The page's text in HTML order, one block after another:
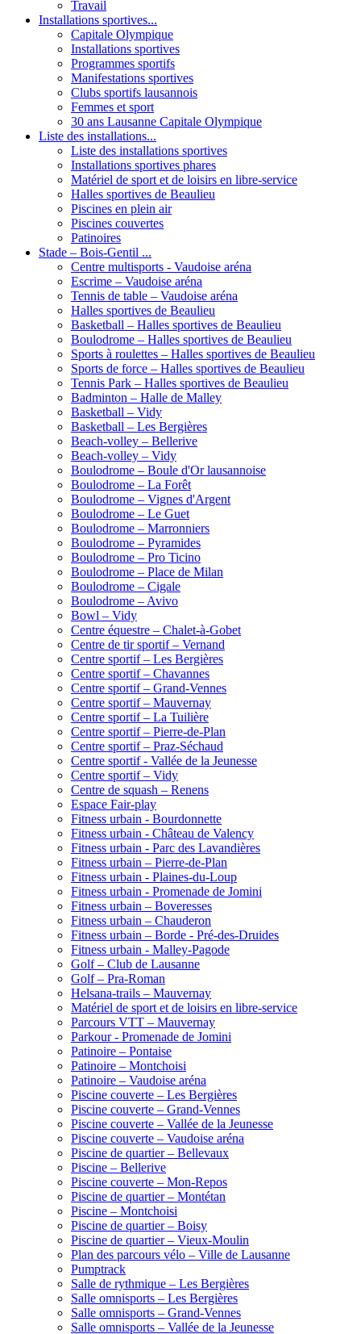
Travail
Installations sportives...
Capitale Olympique
Installations sportives
Programmes sportifs
Manifestations sportives
Clubs sportifs lausannois
Femmes et sport
30 ans Lausanne Capitale Olympique
Liste des installations...
Liste des installations sportives
Installations sportives phares
Matériel de sport et de loisirs en libre-service
Halles sportives de Beaulieu
Piscines en plein air
Piscines couvertes
Patinoires
Stade – Bois-Gentil ...
Centre multisports - Vaudoise aréna
Escrime – Vaudoise aréna
Tennis de table – Vaudoise aréna
Halles sportives de Beaulieu
Basketball – Halles sportives de Beaulieu
Boulodrome – Halles sportives de Beaulieu
Sports à roulettes – Halles sportives de Beaulieu
Sports de force – Halles sportives de Beaulieu
Tennis Park – Halles sportives de Beaulieu
Badminton – Halle de Malley
Basketball – Vidy
Basketball – Les Bergières
Beach-volley – Bellerive
Beach-volley – Vidy
Boulodrome – Boule d'Or lausannoise
Boulodrome – La Forêt
Boulodrome – Vignes d'Argent
Boulodrome – Le Guet
Boulodrome – Marronniers
Boulodrome – Pyramides
Boulodrome – Pro Ticino
Boulodrome – Place de Milan
Boulodrome – Cigale
Boulodrome – Avivo
Bowl – Vidy
Centre équestre – Chalet-à-Gobet
Centre de tir sportif – Vernand
Centre sportif – Les Bergières
Centre sportif – Chavannes
Centre sportif – Grand-Vennes
Centre sportif – Mauvernay
Centre sportif – La Tuilière
Centre sportif – Pierre-de-Plan
Centre sportif – Praz-Séchaud
Centre sportif - Vallée de la Jeunesse
Centre sportif – Vidy
Centre de squash – Renens
Espace Fair-play
Fitness urbain - Bourdonnette
Fitness urbain - Château de Valency
Fitness urbain - Parc des Lavandières
Fitness urbain – Pierre-de-Plan
Fitness urbain - Plaines-du-Loup
Fitness urbain - Promenade de Jomini
Fitness urbain – Boveresses
Fitness urbain – Chauderon
Fitness urbain – Borde - Pré-des-Druides
Fitness urbain - Malley-Pagode
Golf – Club de Lausanne
Golf – Pra-Roman
Helsana-trails – Mauvernay
Matériel de sport et de loisirs en libre-service
Parcours VTT – Mauvernay
Parkour - Promenade de Jomini
Patinoire – Pontaise
Patinoire – Montchoisi
Patinoire – Vaudoise aréna
Piscine couverte – Les Bergières
Piscine couverte – Grand-Vennes
Piscine couverte – Vallée de la Jeunesse
Piscine couverte – Vaudoise aréna
Piscine de quartier – Bellevaux
Piscine – Bellerive
Piscine couverte – Mon-Repos
Piscine de quartier – Montétan
Piscine – Montchoisi
Piscine de quartier – Boisy
Piscine de quartier – Vieux-Moulin
Plan des parcours vélo – Ville de Lausanne
Pumptrack
Salle de rythmique – Les Bergières
Salle omnisports – Les Bergières
Salle omnisports – Grand-Vennes
Salle omnisports – Vallée de la Jeunesse